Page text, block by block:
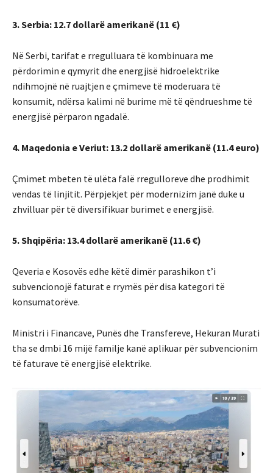
3. Serbia: 12.7 dollarë amerikanë (11 €)
Në Serbi, tarifat e rregulluara të kombinuara me
përdorimin e qymyrit dhe energjisë hidroelektrike
ndihmojnë në ruajtjen e çmimeve të moderuara të
konsumit, ndërsa kalimi në burime më të qëndrueshme të
energjisë përparon ngadalë.
4. Maqedonia e Veriut: 13.2 dollarë amerikanë (11.4 euro)
Çmimet mbeten të ulëta falë rregulloreve dhe prodhimit
vendas të linjitit. Përpjekjet për modernizim janë duke u
zhvilluar për të diversifikuar burimet e energjisë.
5. Shqipëria: 13.4 dollarë amerikanë (11.6 €)
Qeveria e Kosovës edhe këtë dimër parashikon t’i
subvencionojë faturat e rrymës për disa kategori të
konsumatorëve.
Ministri i Financave, Punës dhe Transfereve, Hekuran Murati
tha se dmbi 16 mijë familje kanë aplikuar për subvencionim
të faturave të energjisë elektrike.